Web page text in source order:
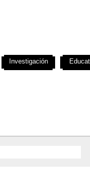
Investigación